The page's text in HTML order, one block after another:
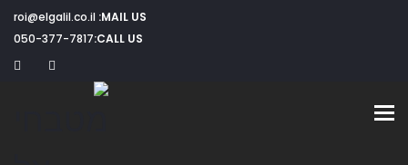
MAIL US:
CALL US:
050-377-7817
Toggle navigation